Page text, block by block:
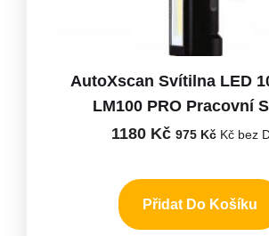
AutoXscan Svítilna LED
LM100 PRO Pracovní
1180 Kč 975 Kč Kč bez
Přidat Do Košíku